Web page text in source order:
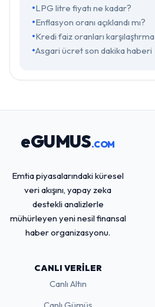
LPG litre fiyatı ne kadar?
Enflasyon oranı açıklandı mı?
Kredi faiz oranları karşılaştırma
Asgari ücret son dakika haberi
eGUMUS.COM
Emtia piyasalarındaki küresel
veri akışını, yapay zeka
destekli analizlerle
mühürleyen yeni nesil finansal
haber organizasyonu.
CANLI VERILER
Canlı Altın